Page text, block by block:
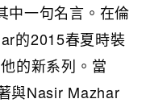
一句名言。在倫
的2015春夏時裝
的新系列。當
與Nasir Mazhar